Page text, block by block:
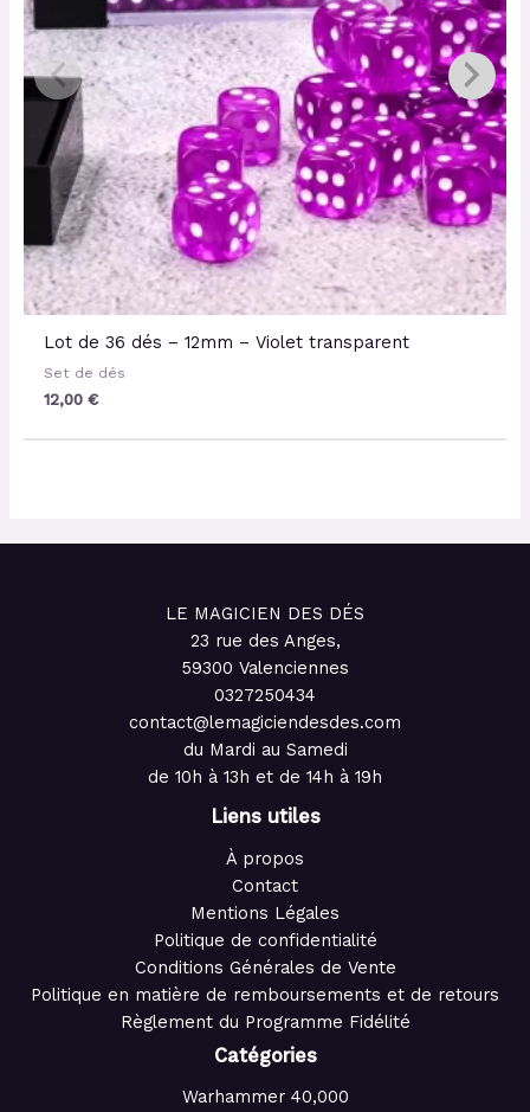
Lot de 36 dés – 12mm – Violet transparent
Set de dés
12,00€
LE MAGICIEN DES DÉS
23 rue des Anges,
59300 Valenciennes
0327250434
contact@lemagiciendesdes.com
du Mardi au Samedi
de 10h à 13h et de 14h à 19h
Liens utiles
À propos
Contact
Mentions Légales
Politique de confidentialité
Conditions Générales de Vente
Politique en matière de remboursements et de retours
Règlement du Programme Fidélité
Catégories
Warhammer 40,000